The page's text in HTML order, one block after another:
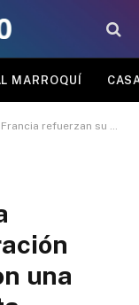
MARROQUÍ
jurídica y judicial con una Declaración conjunta
una